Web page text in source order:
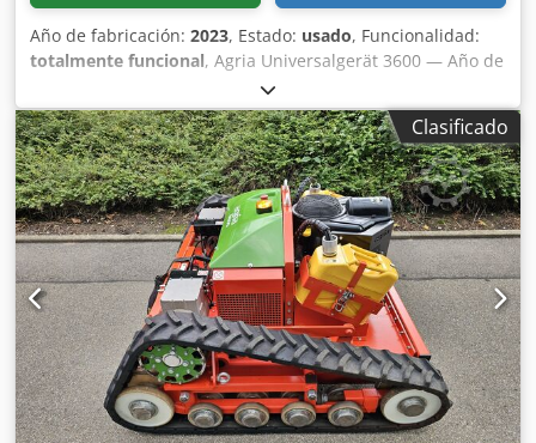
Año de fabricación: 2023, Estado: usado, Funcionalidad:
totalmente funcional, Agria Universalgerät 3600 — Año de
fabricación 2023 Dcjdpfx Ahoy A E H Us Esk Usado,
proveniente del parque de alquiler profesional de Kurt
König Baumaschinen GmbH, Einbeck. Estado e
información: - Estado: Usado del alquiler, mantenido
regularmente - Función: Totalmente operativo - Las
imágenes del producto son ejemplos y muestran la
máquina en estado nuevo — el estado real varía según el
tiempo de uso - Inspección en 37574 Einbeck previa cita
Precio 4.900 EUR más IVA | EXW Einbeck | Entrega bajo
consulta
Clasificado